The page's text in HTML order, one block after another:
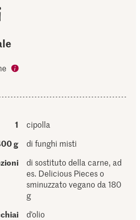
1
cipolla
g
di funghi misti
di sostituto della carne, ad
es. Delicious Pieces o
sminuzzato vegano da 180
g
d’olio